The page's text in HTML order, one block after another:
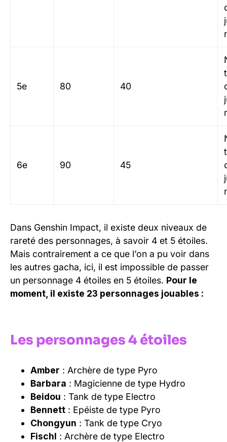
5e 80 40
6e 90 45
Dans Genshin Impact, il existe deux niveaux de
rareté des personnages, à savoir 4 et 5 étoiles.
Mais contrairement a ce que l’on a pu voir dans
les autres gacha, ici, il est impossible de passer
un personnage 4 étoiles en 5 étoiles. Pour le
moment, il existe 23 personnages jouables :
Les personnages 4 étoiles
Amber : Archère de type Pyro
Barbara : Magicienne de type Hydro
Beidou : Tank de type Electro
Bennett : Epéiste de type Pyro
Chongyun : Tank de type Cryo
Fischl : Archère de type Electro